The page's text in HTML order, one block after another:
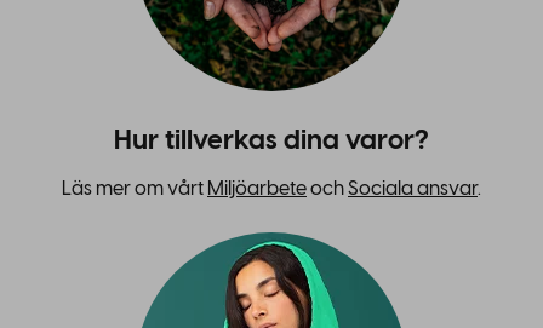
Hur tillverkas dina varor?
Läs mer om vårt MiljöarbeteochSociala ansvar.